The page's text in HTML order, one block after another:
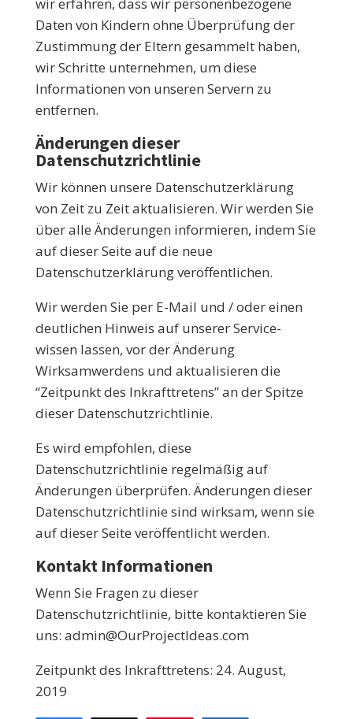
Daten von Kindern ohne Überprüfung der
Zustimmung der Eltern gesammelt haben,
wir Schritte unternehmen, um diese
Informationen von unseren Servern zu
entfernen.
Änderungen dieser
Datenschutzrichtlinie
Wir können unsere Datenschutzerklärung
von Zeit zu Zeit aktualisieren. Wir werden Sie
über alle Änderungen informieren, indem Sie
auf dieser Seite auf die neue
Datenschutzerklärung veröffentlichen.
Wir werden Sie per E-Mail und / oder einen
deutlichen Hinweis auf unserer Service-
wissen lassen, vor der Änderung
Wirksamwerdens und aktualisieren die
“Zeitpunkt des Inkrafttretens” an der Spitze
dieser Datenschutzrichtlinie.
Es wird empfohlen, diese
Datenschutzrichtlinie regelmäßig auf
Änderungen überprüfen. Änderungen dieser
Datenschutzrichtlinie sind wirksam, wenn sie
auf dieser Seite veröffentlicht werden.
Kontakt Informationen
Wenn Sie Fragen zu dieser
Datenschutzrichtlinie, bitte kontaktieren Sie
uns: admin@OurProjectIdeas.com
Zeitpunkt des Inkrafttretens: 24. August,
2019